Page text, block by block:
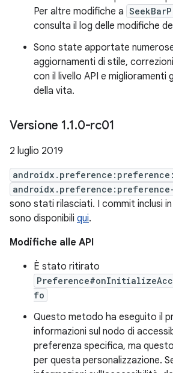
Per altre modifiche a
consulta il log delle modifiche
Sono state apportate
aggiornamenti di stile,
con il livello API e miglioramenti
della vita.
Versione 1.1.0-rc01
2 luglio 2019
sono stati rilasciati. I commit inclusi
sono disponibili qui.
Modifiche alle API
È stato ritirato
fo
Questo metodo ha eseguito il
informazioni sul nodo di
preferenza specifica, ma
per questa personalizzazione.